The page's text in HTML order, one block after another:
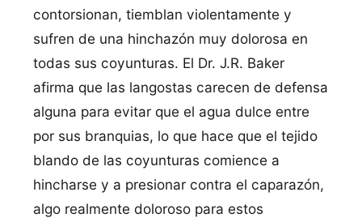
contorsionan, tiemblan violentamente y
sufren de una hinchazón muy dolorosa en
todas sus coyunturas. El Dr. J.R. Baker
afirma que las langostas carecen de defensa
alguna para evitar que el agua dulce entre
por sus branquias, lo que hace que el tejido
blando de las coyunturas comience a
hincharse y a presionar contra el caparazón,
algo realmente doloroso para estos